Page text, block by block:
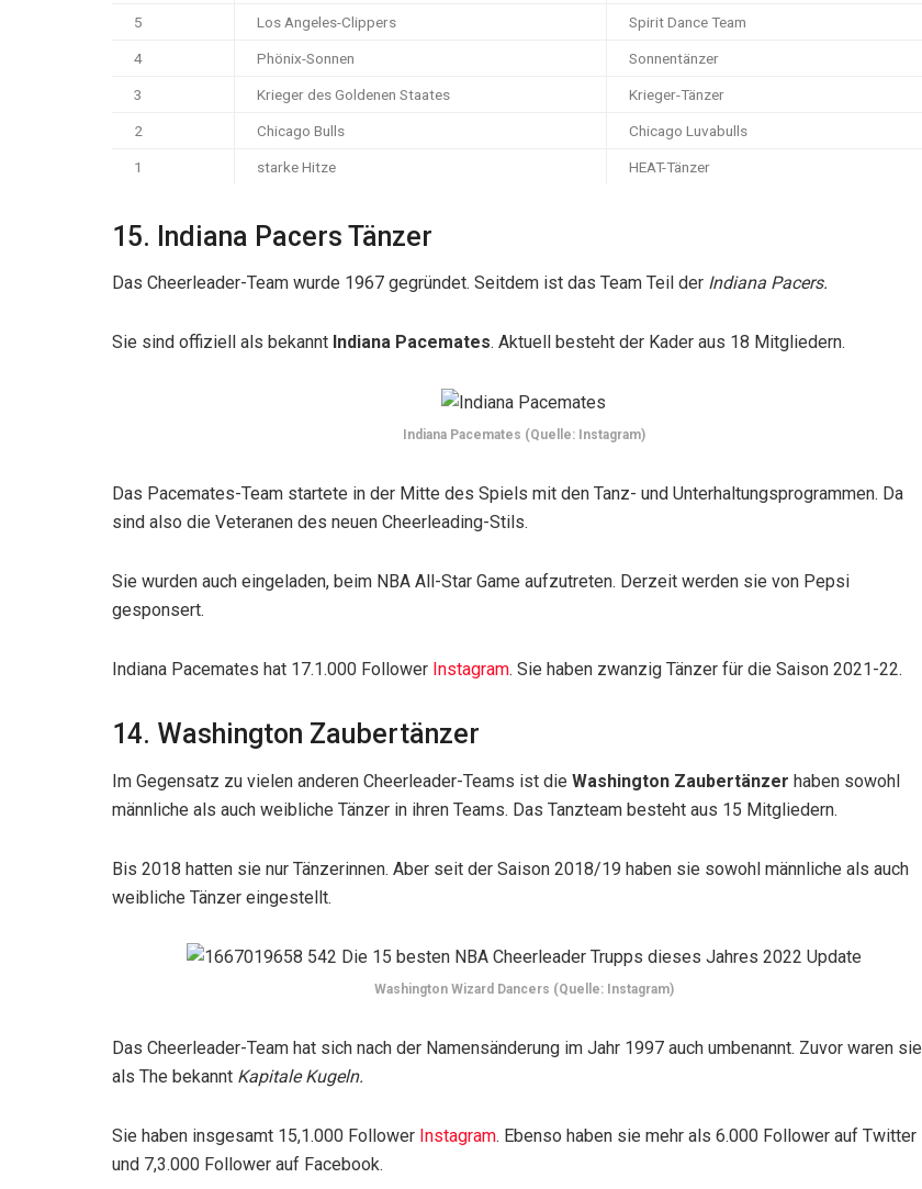
5 Los Angeles-Clippers Spirit Dance Team
4 Phönix-Sonnen Sonnentänzer
3 Krieger des Goldenen Staates Krieger-Tänzer
2 Chicago Bulls Chicago Luvabulls
1 starke Hitze HEAT-Tänzer
15. Indiana Pacers Tänzer
Das Cheerleader-Team wurde 1967 gegründet. Seitdem ist das Team Teil der Indiana Pacers.
Sie sind offiziell als bekannt Indiana Pacemates. Aktuell besteht der Kader aus 18 Mitgliedern.
Indiana Pacemates (Quelle: Instagram)
Das Pacemates-Team startete in der Mitte des Spiels mit den Tanz- und Unterhaltungsprogrammen. Da
sind also die Veteranen des neuen Cheerleading-Stils.
Sie wurden auch eingeladen, beim NBA All-Star Game aufzutreten. Derzeit werden sie von Pepsi
gesponsert.
Indiana Pacemates hat 17.1.000 Follower Instagram. Sie haben zwanzig Tänzer für die Saison 2021-22.
14. Washington Zaubertänzer
Im Gegensatz zu vielen anderen Cheerleader-Teams ist die Washington Zaubertänzer haben sowohl
männliche als auch weibliche Tänzer in ihren Teams. Das Tanzteam besteht aus 15 Mitgliedern.
Bis 2018 hatten sie nur Tänzerinnen. Aber seit der Saison 2018/19 haben sie sowohl männliche als auch
weibliche Tänzer eingestellt.
Washington Wizard Dancers (Quelle: Instagram)
Das Cheerleader-Team hat sich nach der Namensänderung im Jahr 1997 auch umbenannt. Zuvor waren sie
als The bekannt Kapitale Kugeln.
Sie haben insgesamt 15,1.000 Follower Instagram. Ebenso haben sie mehr als 6.000 Follower auf Twitter
und 7,3.000 Follower auf Facebook.